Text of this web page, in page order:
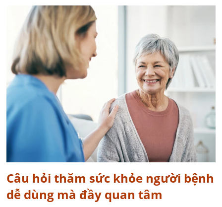
Câu hỏi thăm sức khỏe người bệnh
dễ dùng mà đầy quan tâm